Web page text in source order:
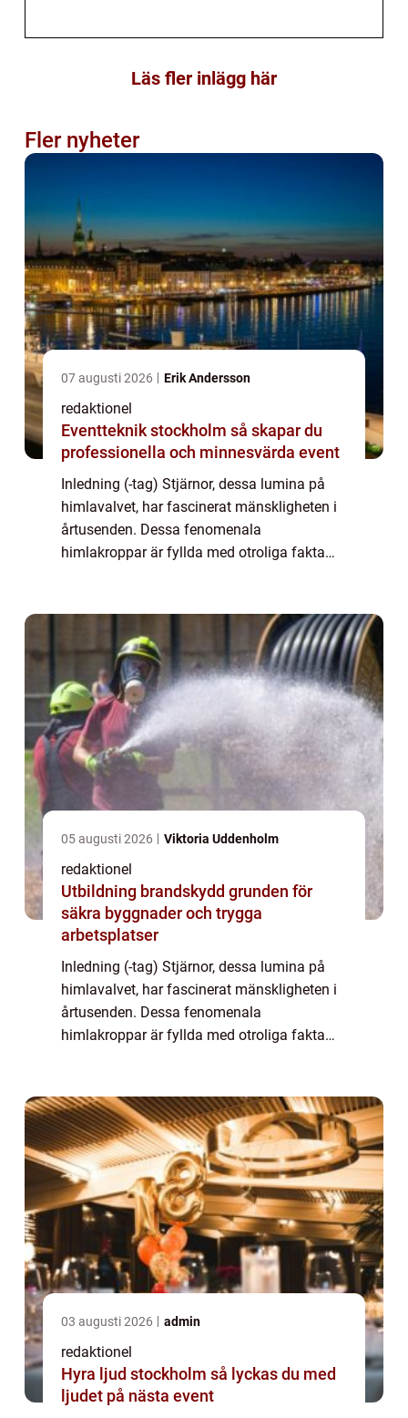
Läs fler inlägg här
Fler nyheter
07 augusti 2026 Erik Andersson
redaktionel
Eventteknik stockholm så skapar du
professionella och minnesvärda event
Inledning (-tag) Stjärnor, dessa lumina på
himlavalvet, har fascinerat mänskligheten i
årtusenden. Dessa fenomenala
himlakroppar är fyllda med otroliga fakta
05 augusti 2026 Viktoria Uddenholm
redaktionel
Utbildning brandskydd grunden för
säkra byggnader och trygga
arbetsplatser
Inledning (-tag) Stjärnor, dessa lumina på
himlavalvet, har fascinerat mänskligheten i
årtusenden. Dessa fenomenala
himlakroppar är fyllda med otroliga fakta
en...
03 augusti 2026 admin
redaktionel
Hyra ljud stockholm så lyckas du med
ljudet på nästa event